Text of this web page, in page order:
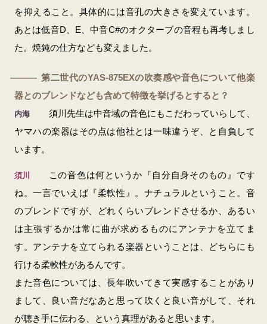
を抑えること。具体的には音孔の大きさを変えています。
あとは低音D、E、中音C#のオクターブの音程も再考しまし
た。焼鈍の仕方なども変えました。
― 第二世代のYAS-875EXの吹奏感や音色について他楽
器とのブレンドなども含めて特徴を挙げるとすると？
内海
須川先生は中音域の音色にもこだわっていらして、
ヤマハの楽器はその点は他社とは一味違うぞ、と自負して
います。
須川
この音色は何というか『自分自身そのもの』です
ね。一言でいえば『柔軟性』。ナチュラルということ。音
のブレンドですが、どれくらいブレンドさせるか、あるい
は主張するかは常に曲が求めるものにアンテナを立てま
す。アンテナを立てられる楽器ということは、どちらにも
行ける柔軟性があるんです。
また音色については、長年吹いてきて実感することがあり
まして、良い音だなあと思って吹くと良い音がして、それ
が聴き手に伝わる、という真理があると思います。